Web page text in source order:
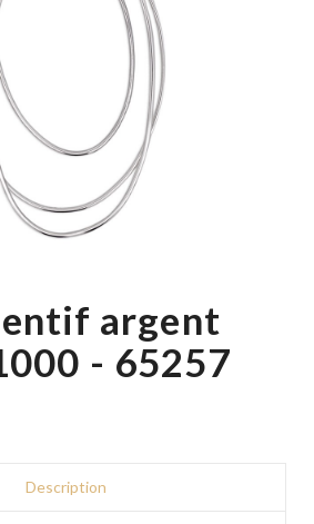
argent
- 65257
Description